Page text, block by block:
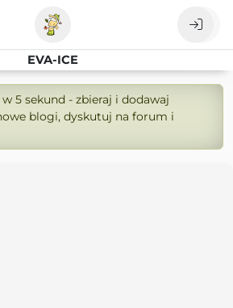
EVA-ICE
5 sekund - zbieraj i dodawaj
blogi, dyskutuj na forum i